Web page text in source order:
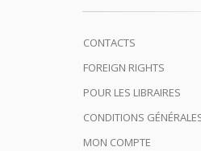
CONTACTS
FOREIGN RIGHTS
POUR LES LIBRAIRES
CONDITIONS
MON COMPTE